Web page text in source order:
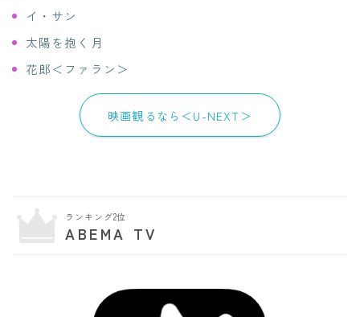
イ・サン
太陽を抱く月
花郎＜ファラン＞
映画観るなら＜U-NEXT＞
ランキング2位
ABEMA TV